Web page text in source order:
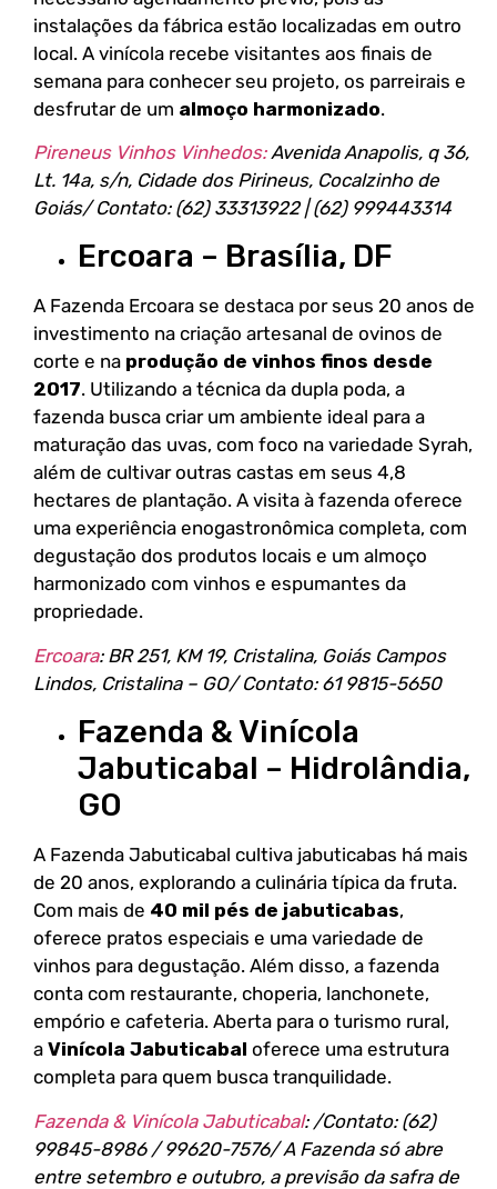
instalações da fábrica estão localizadas em outro
local. A vinícola recebe visitantes aos finais de
semana para conhecer seu projeto, os parreirais e
desfrutar de um almoço harmonizado.
Pireneus Vinhos Vinhedos:Avenida Anapolis, q 36,
Lt. 14a, s/n, Cidade dos Pirineus, Cocalzinho de
Goiás/ Contato: (62) 33313922 | (62) 999443314
Ercoara – Brasília, DF
A Fazenda Ercoara se destaca por seus 20 anos de
investimento na criação artesanal de ovinos de
corte e na produção de vinhos finos desde
2017. Utilizando a técnica da dupla poda, a
fazenda busca criar um ambiente ideal para a
maturação das uvas, com foco na variedade Syrah,
além de cultivar outras castas em seus 4,8
hectares de plantação. A visita à fazenda oferece
uma experiência enogastronômica completa, com
degustação dos produtos locais e um almoço
harmonizado com vinhos e espumantes da
propriedade.
Ercoara: BR 251, KM 19, Cristalina, Goiás Campos
Lindos, Cristalina – GO/ Contato: 61 9815-5650
Fazenda & Vinícola
Jabuticabal – Hidrolândia,
GO
A Fazenda Jabuticabal cultiva jabuticabas há mais
de 20 anos, explorando a culinária típica da fruta.
Com mais de 40 mil pés de jabuticabas,
oferece pratos especiais e uma variedade de
vinhos para degustação. Além disso, a fazenda
conta com restaurante, choperia, lanchonete,
empório e cafeteria. Aberta para o turismo rural,
a Vinícola Jabuticabal oferece uma estrutura
completa para quem busca tranquilidade.
Fazenda & Vinícola Jabuticabal: /Contato: (62)
99845-8986 / 99620-7576/ A Fazenda só abre
entre setembro e outubro, a previsão da safra de